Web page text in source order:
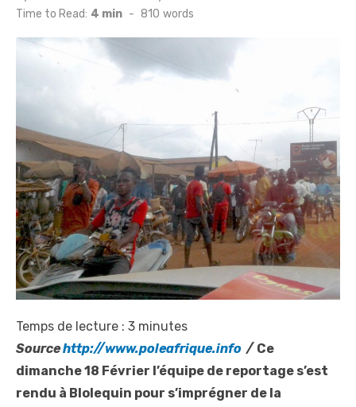
on
Time to Read: 4 min - 810 words
Temps de lecture : 3 minutes
Sourcehttp://www.poleafrique.info / Ce
dimanche 18 Février l’équipe de reportage s’est
rendu à Blolequin pour s’imprégner de la